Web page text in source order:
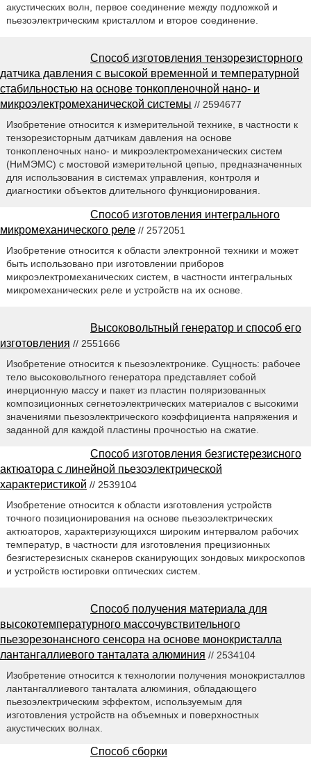
акустических волн, первое соединение между подложкой и
пьезоэлектрическим кристаллом и второе соединение.
Способ изготовления тензорезисторного
датчика давления с высокой временной и температурной
стабильностью на основе тонкопленочной нано- и
микроэлектромеханической системы // 2594677
Изобретение относится к измерительной технике, в частности к
тензорезисторным датчикам давления на основе
тонкопленочных нано- и микроэлектромеханических систем
(НиМЭМС) с мостовой измерительной цепью, предназначенных
для использования в системах управления, контроля и
диагностики объектов длительного функционирования.
Способ изготовления интегрального
микромеханического реле // 2572051
Изобретение относится к области электронной техники и может
быть использовано при изготовлении приборов
микроэлектромеханических систем, в частности интегральных
микромеханических реле и устройств на их основе.
Высоковольтный генератор и способ его
изготовления // 2551666
Изобретение относится к пьезоэлектронике. Сущность: рабочее
тело высоковольтного генератора представляет собой
инерционную массу и пакет из пластин поляризованных
композиционных сегнетоэлектрических материалов с высокими
значениями пьезоэлектрического коэффициента напряжения и
заданной для каждой пластины прочностью на сжатие.
Способ изготовления безгистерезисного
актюатора с линейной пьезоэлектрической
характеристикой // 2539104
Изобретение относится к области изготовления устройств
точного позиционирования на основе пьезоэлектрических
актюаторов, характеризующихся широким интервалом рабочих
температур, в частности для изготовления прецизионных
безгистерезисных сканеров сканирующих зондовых микроскопов
и устройств юстировки оптических систем.
Способ получения материала для
высокотемпературного массочувствительного
пьезорезонансного сенсора на основе монокристалла
лантангаллиевого танталата алюминия // 2534104
Изобретение относится к технологии получения монокристаллов
лантангаллиевого танталата алюминия, обладающего
пьезоэлектрическим эффектом, используемым для
изготовления устройств на объемных и поверхностных
акустических волнах.
Способ сборки